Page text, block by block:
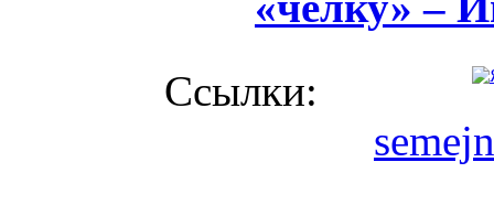
Ссылки: